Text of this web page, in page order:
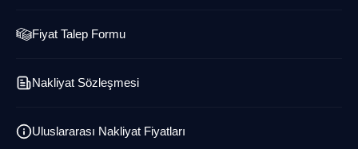
Fiyat Talep Formu
Nakliyat Sözleşmesi
Uluslararası Nakliyat Fiyatları